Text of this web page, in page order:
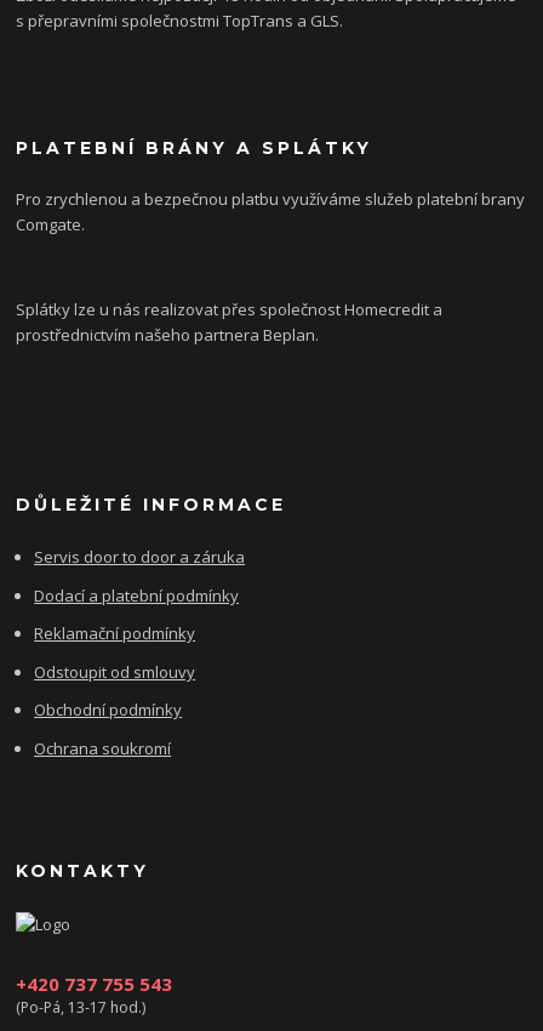
s přepravními společnostmi TopTrans a GLS.
PLATEBNÍ BRÁNY A SPLÁTKY
Pro zrychlenou a bezpečnou platbu využíváme služeb platební brany
Comgate.
Splátky lze u nás realizovat přes společnost Homecredit a
prostřednictvím našeho partnera Beplan.
DŮLEŽITÉ INFORMACE
Servis door to door a záruka
Dodací a platební podmínky
Reklamační podmínky
Odstoupit od smlouvy
Obchodní podmínky
Ochrana soukromí
KONTAKTY
+420 737 755 543
(Po-Pá, 13-17 hod.)